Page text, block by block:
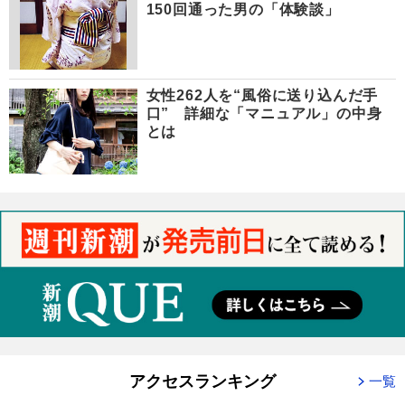
150回通った男の「体験談」
女性262人を“風俗に送り込んだ手
口” 詳細な「マニュアル」の中身
とは
アクセスランキング 一覧